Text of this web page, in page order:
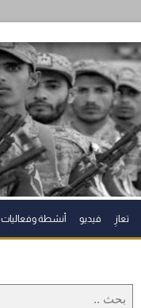
تعازِ فيديو أنشطة وفعاليات